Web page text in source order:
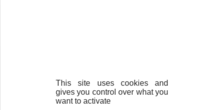
This site uses cookies and
gives you control over what you
want to activate